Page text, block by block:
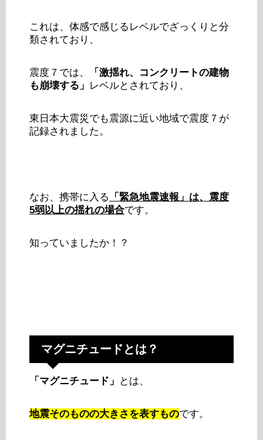
これは、体感で感じるレベルでざっくりと分
類されており、
震度７では、
「激揺れ、コンクリートの建物
も崩壊する」 レベルとされており、
東日本大震災でも震源に近い地域で震度７が
記録されました。
なお、携帯に入る
「緊急地震速報」は、震度
5弱以上の揺れの場合です。
知っていましたか！？
マグニチュードとは？
「マグニチュード」 とは、
地震そのものの大きさを表すものです。